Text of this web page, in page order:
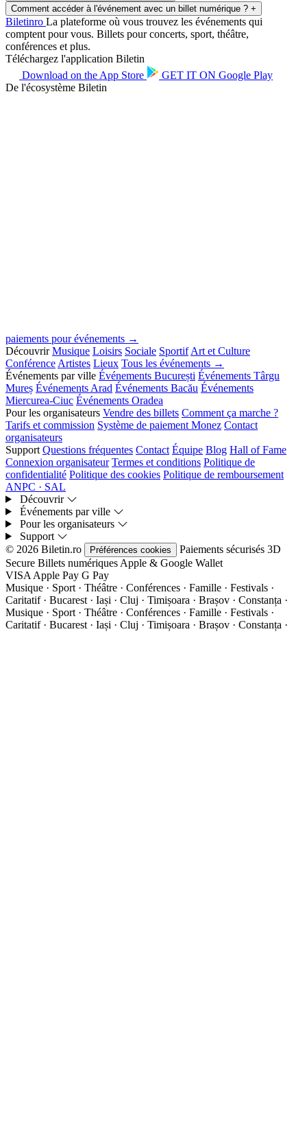
Comment accéder à l'événement avec un billet numérique ? +
Biletinro La plateforme où vous trouvez les événements qui
comptent pour vous. Billets pour concerts, sport, théâtre,
conférences et plus.
Téléchargez l'application Biletin
Download on the App Store GET IT ON Google Play
De l'écosystème Biletin
paiements pour événements →
Découvrir Musique Loisirs Sociale Sportif Art et Culture
Conférence Artistes Lieux Tous les événements →
Événements par ville Événements București Événements Târgu
Mureș Événements Arad Événements Bacău Événements
Miercurea-Ciuc Événements Oradea
Pour les organisateurs Vendre des billets Comment ça marche ?
Tarifs et commission Système de paiement Monez Contact
organisateurs
Support Questions fréquentes Contact Équipe Blog Hall of Fame
Connexion organisateur Termes et conditions Politique de
confidentialité Politique des cookies Politique de remboursement
ANPC · SAL
Découvrir
Événements par ville
Pour les organisateurs
Support
© 2026 Biletin.ro
Préférences cookies Paiements sécurisés 3D
Secure Billets numériques Apple & Google Wallet
VISA Apple Pay G Pay
Musique · Sport · Théâtre · Conférences · Famille · Festivals ·
Caritatif · Bucarest · Iași · Cluj · Timișoara · Brașov · Constanța ·
Musique · Sport · Théâtre · Conférences · Famille · Festivals ·
Caritatif · Bucarest · Iași · Cluj · Timișoara · Brașov · Constanța ·